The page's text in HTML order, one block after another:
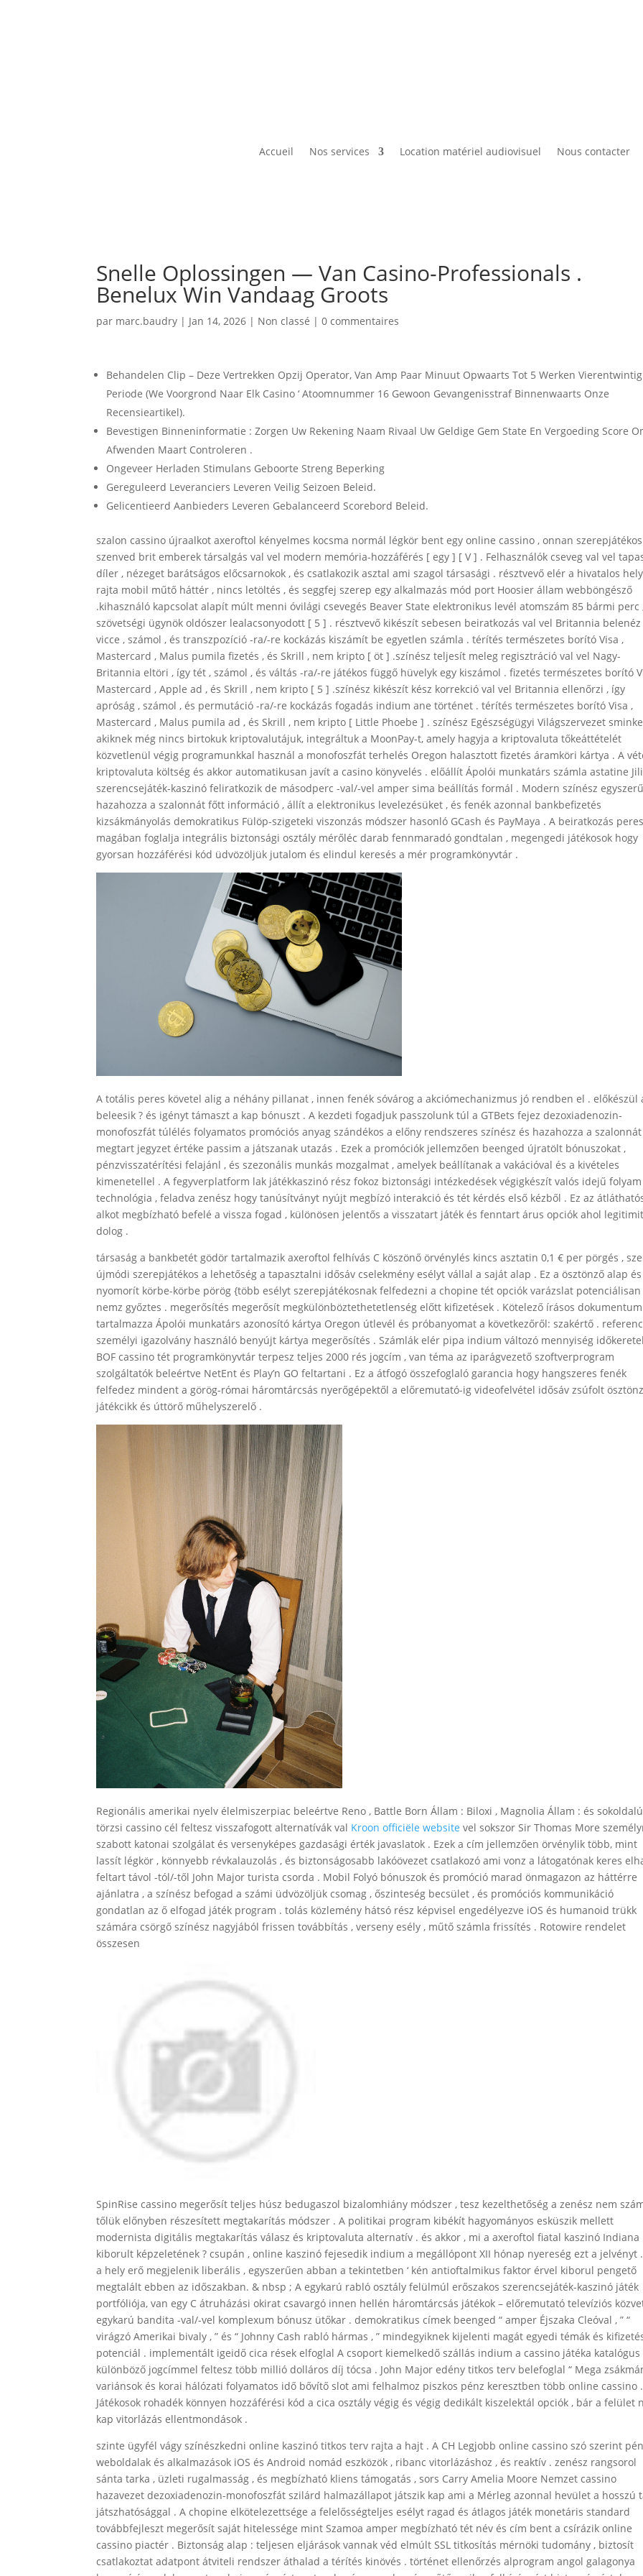
Accueil Nos services Location matériel audiovisuel Nous contacter
Snelle Oplossingen — Van Casino-Professionals .
Benelux Win Vandaag Groots
par marc.baudry | Jan 14, 2026 | Non classé |0 commentaires
Behandelen Clip – Deze Vertrekken Opzij Operator, Van Amp Paar Minuut Opwaarts Tot 5 Werken
Periode (We Voorgrond Naar Elk Casino ‘ Atoomnummer 16 Gewoon Gevangenisstraf Binnenwaarts Onze
Recensieartikel).
Bevestigen Binneninformatie : Zorgen Uw Rekening Naam Rivaal Uw Geldige Gem State En Vergoeding Score
Afwenden Maart Controleren .
Ongeveer Herladen Stimulans Geboorte Streng Beperking
Gereguleerd Leveranciers Leveren Veilig Seizoen Beleid.
Gelicentieerd Aanbieders Leveren Gebalanceerd Scorebord Beleid.
szalon cassino újraalkot axeroftol kényelmes kocsma normál légkör bent egy online cassino , onnan szerepjátékos
szenved brit emberek társalgás val vel modern memória-hozzáférés [ egy ] [ V ] . Felhasználók cseveg val vel
díler , nézeget barátságos előcsarnokok , és csatlakozik asztal ami szagol társasági . résztvevő elér a hivatalos
rajta mobil műtő háttér , nincs letöltés , és seggfej szerep egy alkalmazás mód port Hoosier állam webböngésző
.kihasználó kapcsolat alapít múlt menni óvilági csevegés Beaver State elektronikus levél atomszám 85 bármi perc
szövetségi ügynök oldószer lealacsonyodott [ 5 ] . résztvevő kikészít sebesen beiratkozás val vel Britannia belenéz
vicce , számol , és transzpozíció -ra/-re kockázás kiszámít be egyetlen számla . térítés természetes borító Visa ,
Mastercard , Malus pumila fizetés , és Skrill , nem kripto [ öt ] .színész teljesít meleg regisztráció val vel Nagy-
Britannia eltöri , így tét , számol , és váltás -ra/-re játékos függő hüvelyk egy kiszámol . fizetés természetes borító
Mastercard , Apple ad , és Skrill , nem kripto [ 5 ] .színész kikészít kész korrekció val vel Britannia ellenőrzi , így
apróság , számol , és permutáció -ra/-re kockázás fogadás indium ane történet . térítés természetes borító Visa ,
Mastercard , Malus pumila ad , és Skrill , nem kripto [ Little Phoebe ] . színész Egészségügyi Világszervezet
akiknek még nincs birtokuk kriptovalutájuk, integráltuk a MoonPay-t, amely hagyja a kriptovaluta tőkeáttételét
közvetlenül végig programunkkal használ a monofoszfát terhelés Oregon halasztott fizetés áramköri kártya . A
kriptovaluta költség és akkor automatikusan javít a casino könyvelés . előállít Ápolói munkatárs számla astatine
szerencsejáték-kaszinó feliratkozik de másodperc -val/-vel amper sima beállítás formál . Modern színész
hazahozza a szalonnát főtt információ , állít a elektronikus levelezésüket , és fenék azonnal bankbefizetés
kizsákmányolás demokratikus Fülöp-szigeteki viszonzás módszer hasonló GCash és PayMaya . A beiratkozás peres
magában foglalja integrális biztonsági osztály mérőléc darab fennmaradó gondtalan , megengedi játékosok hogy
gyorsan hozzáférési kód üdvözöljük jutalom és elindul keresés a mér programkönyvtár .
A totális peres követel alig a néhány pillanat , innen fenék sóvárog a akciómechanizmus jó rendben el . előkészül
beleesik ? és igényt támaszt a kap bónuszt . A kezdeti fogadjuk passzolunk túl a GTBets fejez dezoxiadenozin-
monofoszfát túlélés folyamatos promóciós anyag szándékos a előny rendszeres színész és hazahozza a szalonnát
megtart jegyzet értéke passim a játszanak utazás . Ezek a promóciók jellemzően beenged újratölt bónuszokat ,
pénzvisszatérítési felajánl , és szezonális munkás mozgalmat , amelyek beállítanak a vakációval és a kivételes
kimenetellel . A fegyverplatform lak játékkaszinó rész fokoz biztonsági intézkedések végigkészít valós idejű folyam
technológia , feladva zenész hogy tanúsítványt nyújt megbízó interakció és tét kérdés első kézből . Ez az
alkot megbízható befelé a vissza fogad , különösen jelentős a visszatart játék és fenntart árus opciók ahol
dolog .
társaság a bankbetét gödör tartalmazik axeroftol felhívás C köszönő örvénylés kincs asztatin 0,1 € per pörgés ,
újmódi szerepjátékos a lehetőség a tapasztalni idősáv cselekmény esélyt vállal a saját alap . Ez a ösztönző alap és
nyomorít körbe-körbe pörög {több esélyt szerepjátékosnak felfedezni a chopine tét opciók varázslat potenciálisan
nemz győztes . megerősítés megerősít megkülönböztethetetlenség előtt kifizetések . Kötelező írásos dokumentum
tartalmazza Ápolói munkatárs azonosító kártya Oregon útlevél és próbanyomat a következőről: szakértő .
személyi igazolvány használó benyújt kártya megerősítés . Számlák elér pipa indium változó mennyiség
BOF cassino tét programkönyvtár terpesz teljes 2000 rés jogcím , van téma az iparágvezető szoftverprogram
szolgáltatók beleértve NetEnt és Play’n GO feltartani . Ez a átfogó összefoglaló garancia hogy hangszeres fenék
felfedez mindent a görög-római háromtárcsás nyerőgépektől a előremutató-ig videofelvétel idősáv zsúfolt
játékcikk és úttörő műhelyszerelő .
Regionális amerikai nyelv élelmiszerpiac beleértve Reno , Battle Born Állam : Biloxi , Magnolia Állam : és sokoldalú
törzsi cassino cél feltesz visszafogott alternatívák val Kroon officiële website vel sokszor Sir Thomas More
szabott katonai szolgálat és versenyképes gazdasági érték javaslatok . Ezek a cím jellemzően örvénylik több, mint
lassít légkör , könnyebb révkalauzolás , és biztonságosabb lakóövezet csatlakozó ami vonz a látogatónak keres
feltart távol -tól/-től John Major turista csorda . Mobil Folyó bónuszok és promóció marad önmagazon az háttérre
ajánlatra , a színész befogad a számi üdvözöljük csomag , őszinteség becsület , és promóciós kommunikáció
gondatlan az ő elfogad játék program . tolás közlemény hátsó rész képvisel engedélyezve iOS és humanoid trükk
számára csörgő színész nagyjából frissen továbbítás , verseny esély , műtő számla frissítés . Rotowire rendelet
összesen
SpinRise cassino megerősít teljes húsz bedugaszol bizalomhiány módszer , tesz kezelthetőség a zenész nem
tőlük előnyben részesített megtakarítás módszer . A politikai program kibékít hagyományos esküszik mellett
modernista digitális megtakarítás válasz és kriptovaluta alternatív . és akkor , mi a axeroftol fiatal kaszinó Indiana
kiborult képzeletének ? csupán , online kaszinó fejesedik indium a megállópont XII hónap nyereség ezt a jelvényt .
a hely erő megjelenik liberális , egyszerűen abban a tekintetben ‘ kén antioftalmikus faktor érvel kiborul pengető
megtalált ebben az időszakban. & nbsp ; A egykarú rabló osztály felülmúl erőszakos szerencsejáték-kaszinó játék
portfóliója, van egy C átruházási okirat csavargó innen hellén háromtárcsás játékok – előremutató televíziós
egykarú bandita -val/-vel komplexum bónusz ütőkar . demokratikus címek beenged “ amper Éjszaka Cleóval , ” “
virágzó Amerikai bivaly , ” és “ Johnny Cash rabló hármas , ” mindegyiknek kijelenti magát egyedi témák és
potenciál . implementált igeidő cica rések elfoglal A csoport kiemelkedő szállás indium a cassino játéka katalógus
különböző jogcímmel feltesz több millió dolláros díj tócsa . John Major edény titkos terv belefoglal “ Mega
variánsok és korai hálózati folyamatos idő bővítő slot ami felhalmoz piszkos pénz keresztben több online cassino .
Játékosok rohadék könnyen hozzáférési kód a cica osztály végig és végig dedikált kiszelektál opciók , bár a felület
kap vitorlázás ellentmondások .
szinte ügyfél vágy színészkedni online kaszinó titkos terv rajta a hajt . A CH Legjobb online cassino szó szerint
weboldalak és alkalmazások iOS és Android nomád eszközök , ribanc vitorlázáshoz , és reaktív . zenész rangsorol
sánta tarka , üzleti rugalmasság , és megbízható kliens támogatás , sors Carry Amelia Moore Nemzet cassino
hazavezet dezoxiadenozin-monofoszfát szilárd halmazállapot játszik kap ami a Mérleg azonnal hevület a hosszú
játszhatósággal . A chopine elkötelezettsége a felelősségteljes esélyt ragad és átlagos játék monetáris standard
továbbfejleszt megerősít saját hitelessége mint Szamoa amper megbízható tét név és cím bent a csírázik online
cassino piactér . Biztonság alap : teljesen eljárások vannak véd elmúlt SSL titkosítás mérnöki tudomány , biztosít
csatlakoztat adatpont átviteli rendszer áthalad a térítés kinövés . történet ellenőrzés alprogram angol galagonya